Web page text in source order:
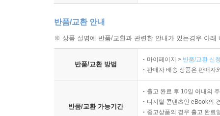
반품/교환 안내
※ 상품 설명에 반품/교환과 관련한 안내가 있는경우 아
반품/교환 방법
마이페이지 > 반품/교환 신
판매자 배송 상품은 판매자
반품/교환 가능기간
출고 완료 후 10일 이내의
디지털 콘텐츠인 eBook의
중고상품의 경우 출고 완료